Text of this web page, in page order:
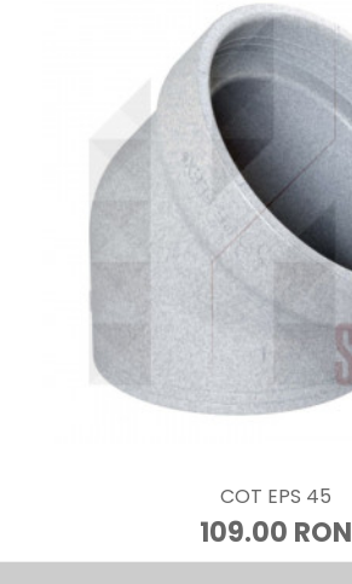
COT EPS 45
109.00 RON